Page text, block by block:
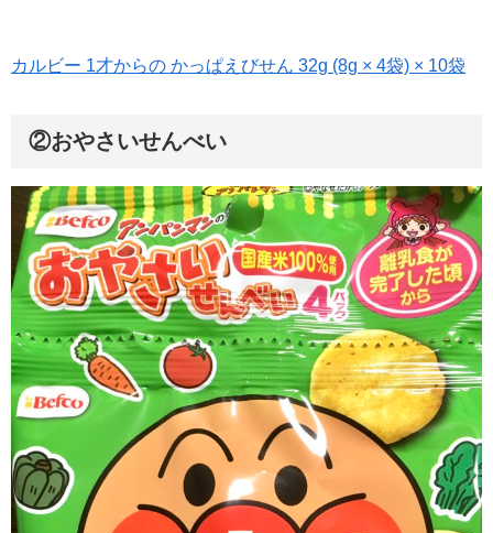
カルビー 1才からの かっぱえびせん 32g (8g × 4袋) × 10袋
②おやさいせんべい